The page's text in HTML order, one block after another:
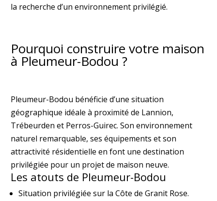
la recherche d’un environnement privilégié.
Pourquoi construire votre maison
à Pleumeur-Bodou ?
Pleumeur-Bodou bénéficie d’une situation
géographique idéale à proximité de Lannion,
Trébeurden et Perros-Guirec. Son environnement
naturel remarquable, ses équipements et son
attractivité résidentielle en font une destination
privilégiée pour un projet de maison neuve.
Les atouts de Pleumeur-Bodou
Situation privilégiée sur la Côte de Granit Rose.